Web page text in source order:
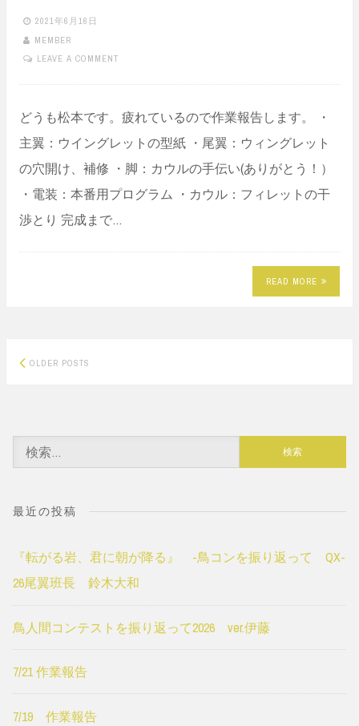
2021年6月16日
MEMBER
LEAVE A COMMENT
どうも松本です。疲れているので作業報告します。 ・
主翼：ウイングレットの型紙 ・尾翼：ウィングレット
の穴開け、補修 ・脚：カウルの手伝い(ありがとう！）
・電装：本番用プログラム ・カウル：フィレットの干
渉とり 完成まで…
READ MORE
Posts
OLDER POSTS
索:
最近の投稿
『転がる岩、君に朝が降る』 -鳥コンを振り返って QX-
26尾翼班長 鈴木大和
鳥人間コンテストを振り返って2026 ver.伊藤
7/21 作業報告
7/19 作業報告